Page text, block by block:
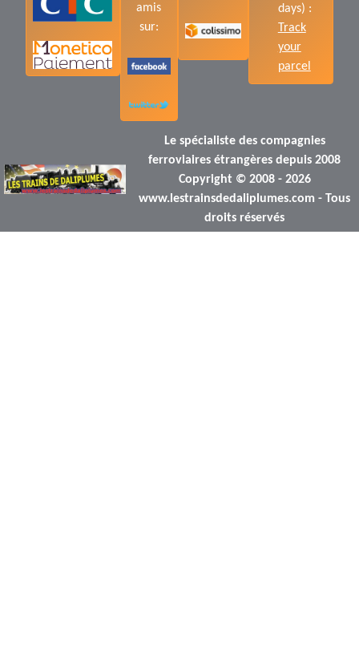
amis
sur:
days) :
Track
your
parcel
Le spécialiste des compagnies
ferroviaires étrangères depuis 2008
Copyright © 2008 - 2026
www.lestrainsdedaliplumes.com - Tous
droits réservés